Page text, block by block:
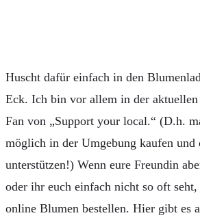
Huscht dafür einfach in den
Eck. Ich bin vor allem in der
Fan von „Support your local.“ (D.h.
möglich in der Umgebung kaufen und
unterstützen!) Wenn eure Freundin
oder ihr euch einfach nicht so oft
online Blumen bestellen. Hier gibt es